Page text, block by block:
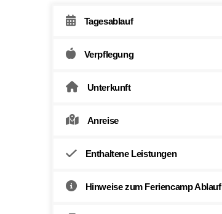
Tagesablauf
Verpflegung
Unterkunft
Anreise
Enthaltene Leistungen
Hinweise zum Feriencamp Ablauf